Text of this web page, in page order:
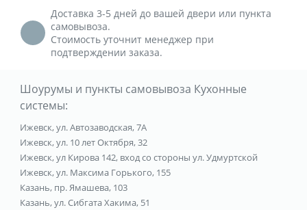
Доставка 3-5 дней до вашей двери или пункта
самовывоза.
Стоимость уточнит менеджер при
подтверждении заказа.
Шоурумы и пункты самовывоза Кухонные
системы:
Ижевск, ул. Автозаводская, 7А
Ижевск, ул. 10 лет Октября, 32
Ижевск, ул Кирова 142, вход со стороны ул. Удмуртской
Ижевск, ул. Максима Горького, 155
Казань, пр. Ямашева, 103
Казань, ул. Сибгата Хакима, 51